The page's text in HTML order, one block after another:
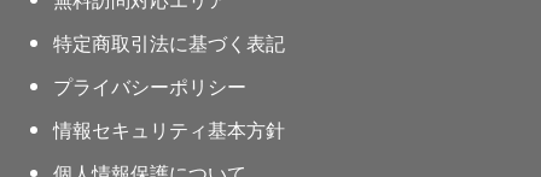
特定商取引法に基づく表記
プライバシーポリシー
情報セキュリティ基本方針